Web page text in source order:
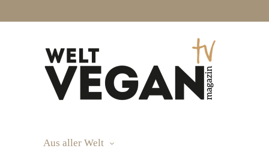
Aus aller Welt
Aus aller Welt